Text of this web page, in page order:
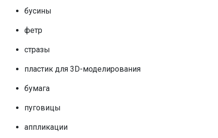
бусины
фетр
стразы
пластик для 3D-моделирования
бумага
пуговицы
аппликации